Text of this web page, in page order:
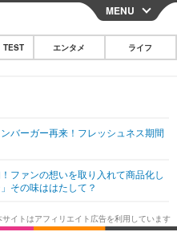
CLOSE
その他
映画・ドラマ
韓国・芸能
グルメ
MENU
TEST エンタメ ライフ
バーガー再来！フレッシュネス期間
ファンの想いを取り入れて商品化し
その味ははたして？